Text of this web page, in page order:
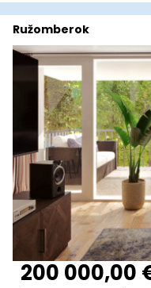
Ružomberok
200 000,00